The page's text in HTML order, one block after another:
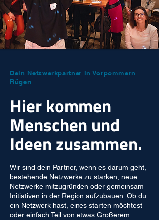
Dein Netzwerkpartner in Vorpommern
Rügen
Hier kommen
Menschen und
Ideen zusammen.
Wir sind dein Partner, wenn es darum geht,
bestehende Netzwerke zu stärken, neue
Netzwerke mitzugründen oder gemeinsam
Initiativen in der Region aufzubauen. Ob du
ein Netzwerk hast, eines starten möchtest
oder einfach Teil von etwas Größerem